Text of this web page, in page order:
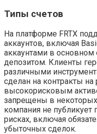
Типы счетов
На платформе FRTX
аккаунтов, включая
аккаунтами в
депозитом. Клиенты
различными
сделан на контракты на
высокорисковым
запрещены в
компания не
рисках, включая
убыточных сделок.